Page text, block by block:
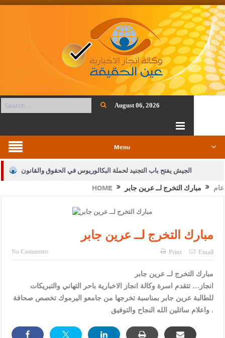
August 06, 2026
Menu
الجيش يفتح باب التجنيد لحملة البكالوريوس في الحقوق والقانون
بيان اجتماع عمّان:دعم الوصاية الهاشمية التاريخية على المقدسات
الإسلامية والمسيحية
الأمن يتلف 16 مليون حبة كبتاجون و1480 كغم مواد مخدرة
على شراكة فاعلة مع الإعلام
دعوة المكلفين بخدمة العلم (الدفعة الثالثة) إلى مراجعة منصة خدمة
HOME عام مبارك التخرج لــ عرين جابر
مبارك التخرج لــ عرين جابر
No Comments Print Email
مبارك التخرج لــ عرين جابر
انجاز… تتقدم اسرة وكالة انجاز الاخبارية باحر التهاني والتبريكات
للطالبة عرين جابر بمناسبة تخرجها من جامعو اليرموك تخصص صحافة
واعلام سائلين الله النجاح والتوفيق .